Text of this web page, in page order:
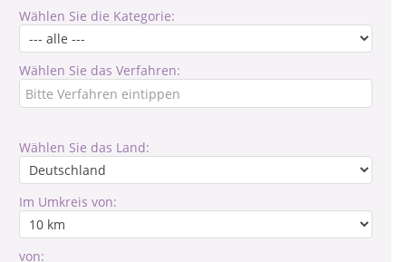
Wählen Sie die Kategorie:
Wählen Sie das Verfahren:
Wählen Sie das Land:
Im Umkreis von:
von: